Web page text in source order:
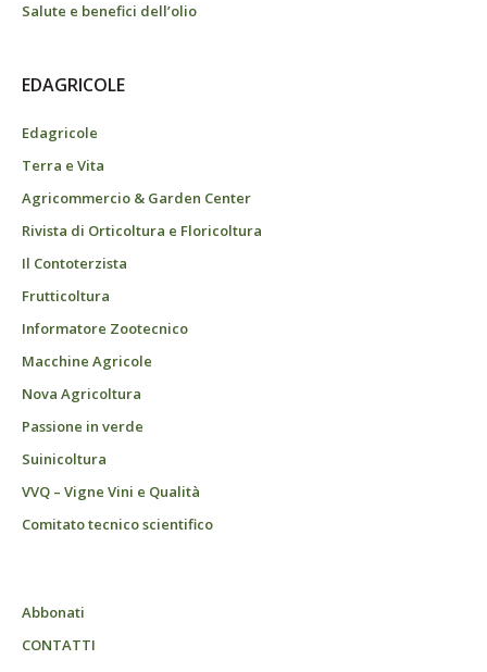
Salute e benefici dell’olio
EDAGRICOLE
Edagricole
Terra e Vita
Agricommercio & Garden Center
Rivista di Orticoltura e Floricoltura
Il Contoterzista
Frutticoltura
Informatore Zootecnico
Macchine Agricole
Nova Agricoltura
Passione in verde
Suinicoltura
VVQ – Vigne Vini e Qualità
Comitato tecnico scientifico
Abbonati
CONTATTI